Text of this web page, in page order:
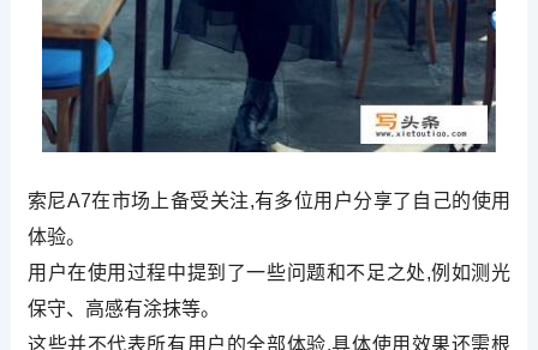
索尼A7在市场上备受关注,有多位用户分享了自己的使用
体验。
用户在使用过程中提到了一些问题和不足之处,例如测光
保守、高感有涂抹等。
这些并不代表所有用户的全部体验,具体使用效果还需根